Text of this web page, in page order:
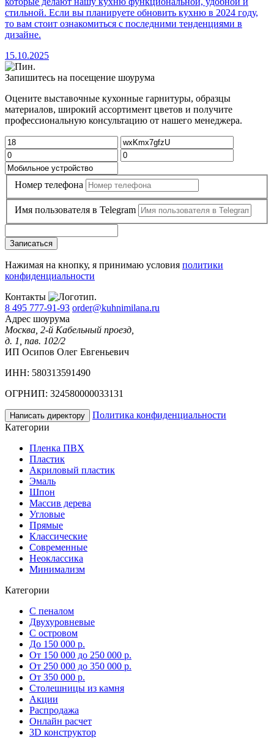
стильной. Если вы планируете обновить кухню в 2024 году,
то вам стоит ознакомиться с последними тенденциями в
дизайне.
15.10.2025
Запишитесь на посещение шоурума
Оцените выставочные кухонные гарнитуры, образцы
материалов, широкий ассортимент цветов и получите
профессиональную консультацию от нашего менеджера.
Номер телефона
Имя пользователя в Telegram
Записаться
Нажимая на кнопку, я принимаю условия политики
конфиденциальности
Контакты
8 495 777-91-93 order@kuhnimilana.ru
Адрес шоурума
Москва, 2-й Кабельный проезд,
д. 1, пав. 102/2
ИП Осипов Олег Евгеньевич
ИНН: 580313591490
ОГРНИП: 324580000033131
Написать директору
Политика конфиденциальности
Категории
Пленка ПВХ
Пластик
Акриловый пластик
Эмаль
Шпон
Массив дерева
Угловые
Прямые
Классические
Современные
Неоклассика
Минимализм
Категории
С пеналом
Двухуровневые
С островом
До 150 000 р.
От 150 000 до 250 000 р.
От 250 000 до 350 000 р.
От 350 000 р.
Столешницы из камня
Акции
Распродажа
Онлайн расчет
3D конструктор